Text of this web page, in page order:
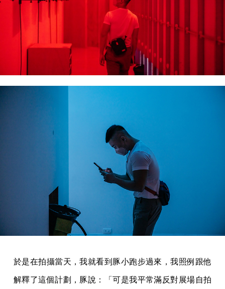
於是在拍攝當天，我就看到豚小跑步過來，我照例跟他
解釋了這個計劃，豚說：「可是我平常滿反對展場自拍